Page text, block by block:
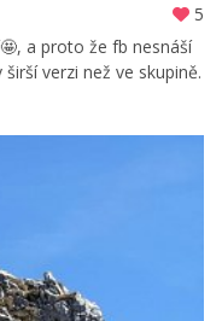
5
a proto že fb nesnáší
verzi než ve skupině.